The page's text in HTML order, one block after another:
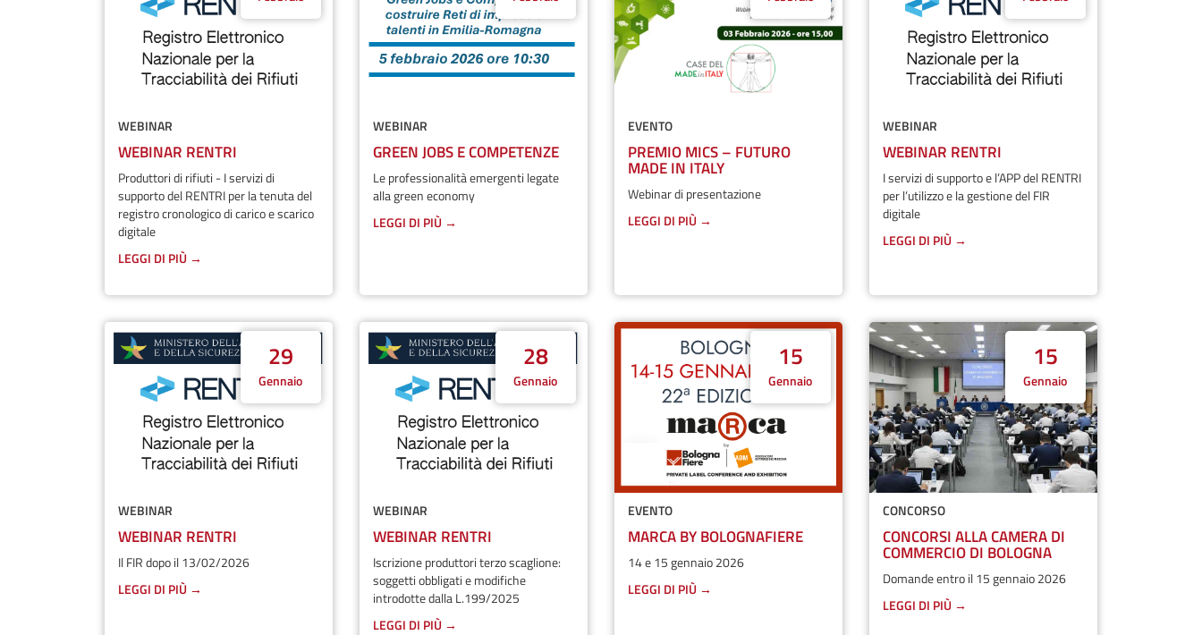
WEBINAR
WEBINAR RENTRI
Produttori di rifiuti - I servizi di
supporto del RENTRI per la tenuta del
registro cronologico di carico e scarico
digitale
LEGGI DI PIÙ →
WEBINAR
GREEN JOBS E COMPETENZE
Le professionalità emergenti legate
alla green economy
LEGGI DI PIÙ →
EVENTO
PREMIO MICS – FUTURO
MADE IN ITALY
Webinar di presentazione
LEGGI DI PIÙ →
WEBINAR
WEBINAR RENTRI
I servizi di supporto e l’APP del RENTRI
per l’utilizzo e la gestione del FIR
digitale
LEGGI DI PIÙ →
29
Gennaio
WEBINAR
WEBINAR RENTRI
Il FIR dopo il 13/02/2026
LEGGI DI PIÙ →
28
Gennaio
WEBINAR
WEBINAR RENTRI
Iscrizione produttori terzo scaglione:
soggetti obbligati e modifiche
introdotte dalla L.199/2025
LEGGI DI PIÙ →
15
Gennaio
EVENTO
MARCA BY BOLOGNAFIERE
14 e 15 gennaio 2026
LEGGI DI PIÙ →
15
Gennaio
CONCORSO
CONCORSI ALLA CAMERA DI
COMMERCIO DI BOLOGNA
Domande entro il 15 gennaio 2026
LEGGI DI PIÙ →